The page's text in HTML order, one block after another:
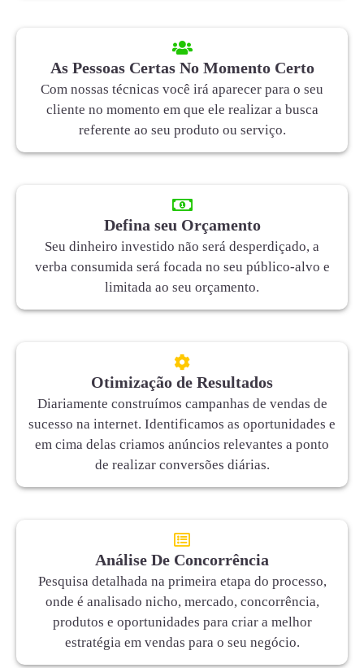
As Pessoas Certas No Momento Certo
Com nossas técnicas você irá aparecer para o seu
cliente no momento em que ele realizar a busca
referente ao seu produto ou serviço.
Defina seu Orçamento
Seu dinheiro investido não será desperdiçado, a
verba consumida será focada no seu público-alvo e
limitada ao seu orçamento.
Otimização de Resultados
Diariamente construímos campanhas de vendas de
sucesso na internet. Identificamos as oportunidades e
em cima delas criamos anúncios relevantes a ponto
de realizar conversões diárias.
Análise De Concorrência
Pesquisa detalhada na primeira etapa do processo,
onde é analisado nicho, mercado, concorrência,
produtos e oportunidades para criar a melhor
estratégia em vendas para o seu negócio.